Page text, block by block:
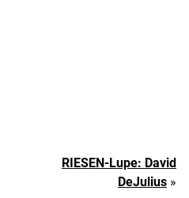
RIESEN-Lupe: David
DeJulius »